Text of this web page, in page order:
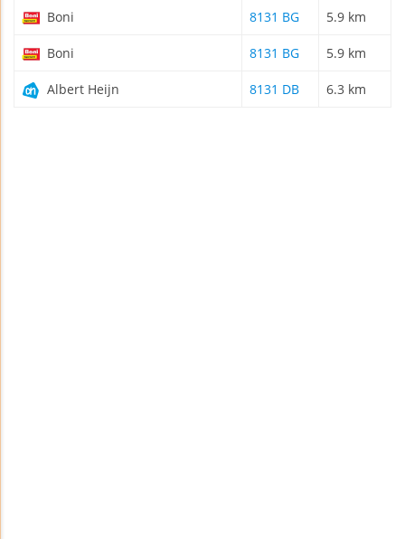
Boni 8131 BG 5.9 km
Boni 8131 BG 5.9 km
Albert Heijn 8131 DB 6.3 km